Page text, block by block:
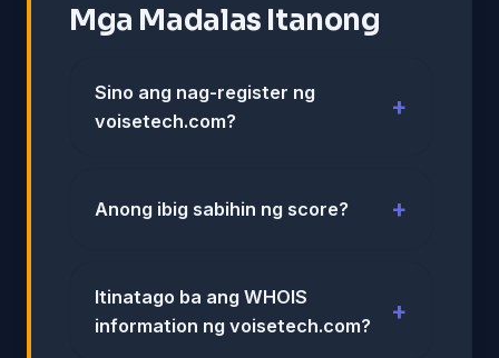
Mga Madalas Itanong
Sino ang nag-register ng
voisetech.com?
Anong ibig sabihin ng score?
Itinatago ba ang WHOIS
information ng voisetech.com?